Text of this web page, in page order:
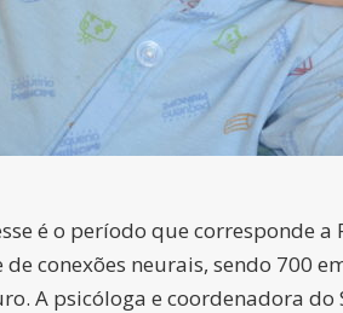
é o período que corresponde
conexões neurais, sendo 700
A psicóloga e coordenadora